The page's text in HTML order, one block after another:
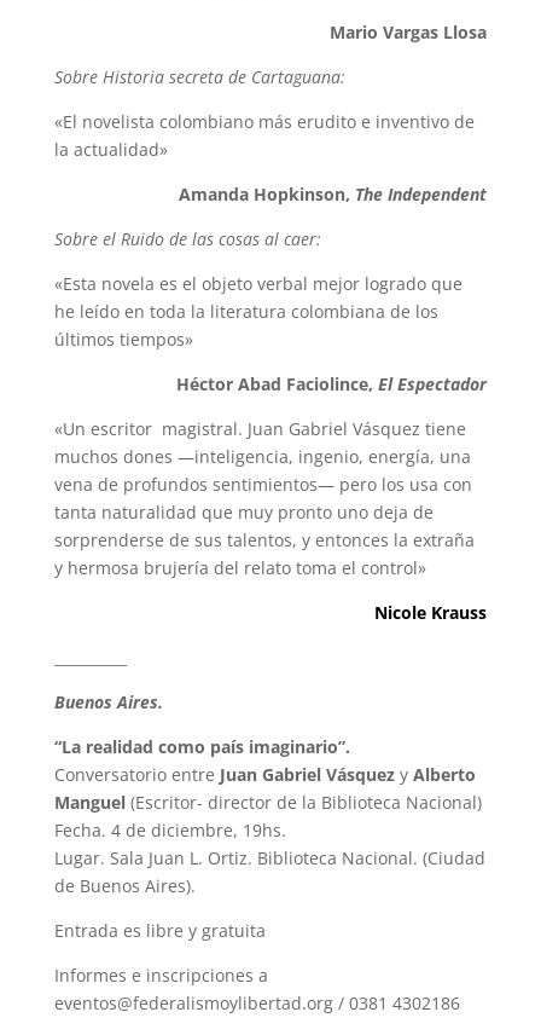
Mario Vargas Llosa
Sobre Historia secreta de Cartaguana:
«El novelista colombiano más erudito e inventivo de
la actualidad»
Amanda Hopkinson, The Independent
Sobre el Ruido de las cosas al caer:
«Esta novela es el objeto verbal mejor logrado que
he leído en toda la literatura colombiana de los
últimos tiempos»
Héctor Abad Faciolince,El Espectador
«Un escritor magistral. Juan Gabriel Vásquez tiene
muchos dones —inteligencia, ingenio, energía, una
vena de profundos sentimientos— pero los usa con
tanta naturalidad que muy pronto uno deja de
sorprenderse de sus talentos, y entonces la extraña
y hermosa brujería del relato toma el control»
Nicole Krauss
Buenos Aires.
“La realidad como país imaginario”.
Conversatorio entre Juan Gabriel Vásquezy Alberto
Manguel(Escritor- director de la Biblioteca Nacional)
Fecha. 4 de diciembre, 19hs.
Lugar. Sala Juan L. Ortiz. Biblioteca Nacional. (Ciudad
de Buenos Aires).
Entrada es libre y gratuita
Informes e inscripciones a
eventos@federalismoylibertad.org/ 0381 4302186